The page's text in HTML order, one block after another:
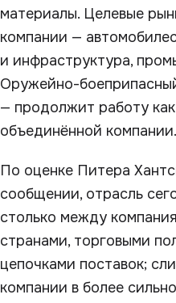
материалы. Целевые
компании —
и инфраструктура,
Оружейно-
— продолжит работу
объединённой компании.
По оценке Питера
сообщении, отрасль
столько между
странами, торговыми
цепочками поставок;
компании в более